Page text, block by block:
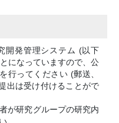
開発管理システム (以下
になっていますので、公
行ってください (郵送、
出は受け付けることがで
が研究グループの研究内